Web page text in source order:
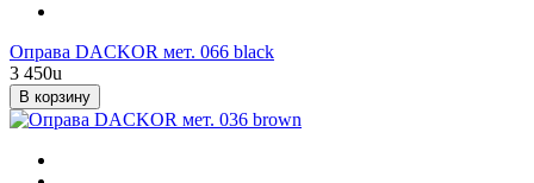
Оправа DACKOR мет. 066 black
3 450u
В корзину